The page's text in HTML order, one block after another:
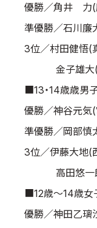
優勝／角井 力(
準優勝／石川廉
3位／村田健悟(
金子雄大(
■13・14歳歳男
優勝／神谷元気
準優勝／岡部慎
3位／伊藤大地(
高田悠一郎(
■12歳～14歳女
優勝／神田乙璃